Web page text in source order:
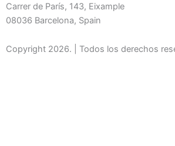
Carrer de París, 143, Eixample
08036 Barcelona, Spain
Copyright 2026. | Todos los derechos